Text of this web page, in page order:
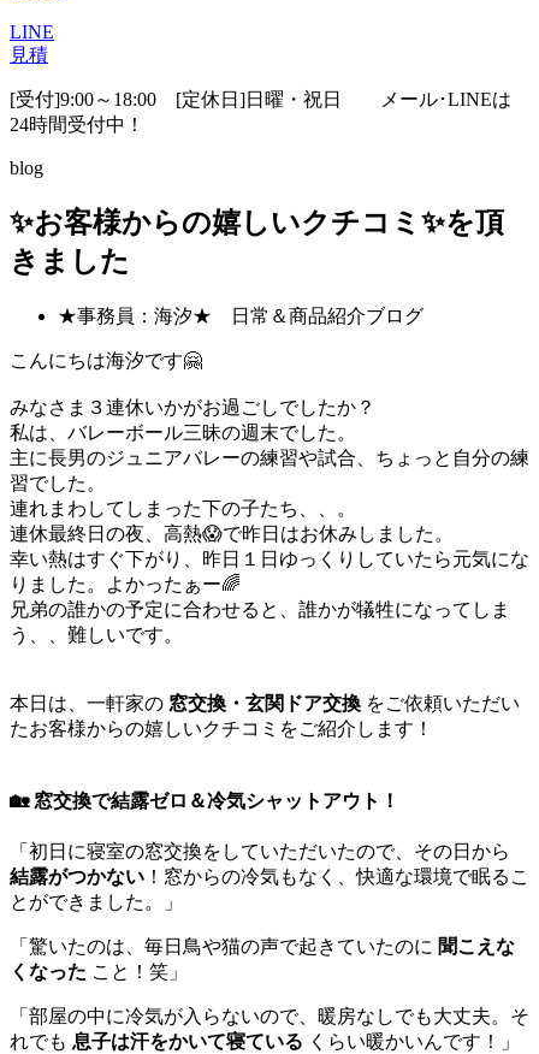
LINE
見積
[受付]9:00～18:00 [定休日]日曜・祝日
メール･LINEは
24時間受付中！
blog
✨お客様からの嬉しいクチコミ✨を頂
きました
★事務員：海汐★ 日常＆商品紹介ブログ
こんにちは海汐です🤗
みなさま３連休いかがお過ごしでしたか？
私は、バレーボール三昧の週末でした。
主に長男のジュニアバレーの練習や試合、ちょっと自分の練
習でした。
連れまわしてしまった下の子たち、、。
連休最終日の夜、高熱😱で昨日はお休みしました。
幸い熱はすぐ下がり、昨日１日ゆっくりしていたら元気にな
りました。よかったぁー🌈
兄弟の誰かの予定に合わせると、誰かが犠牲になってしま
う、、難しいです。
本日は、一軒家の 窓交換・玄関ドア交換 をご依頼いただい
たお客様からの嬉しいクチコミをご紹介します！
🏡 窓交換で結露ゼロ＆冷気シャットアウト！
「初日に寝室の窓交換をしていただいたので、その日から
結露がつかない ！窓からの冷気もなく、快適な環境で眠るこ
とができました。」
「驚いたのは、毎日鳥や猫の声で起きていたのに 聞こえな
くなった こと！笑」
「部屋の中に冷気が入らないので、暖房なしでも大丈夫。そ
れでも 息子は汗をかいて寝ている くらい暖かいんです！」